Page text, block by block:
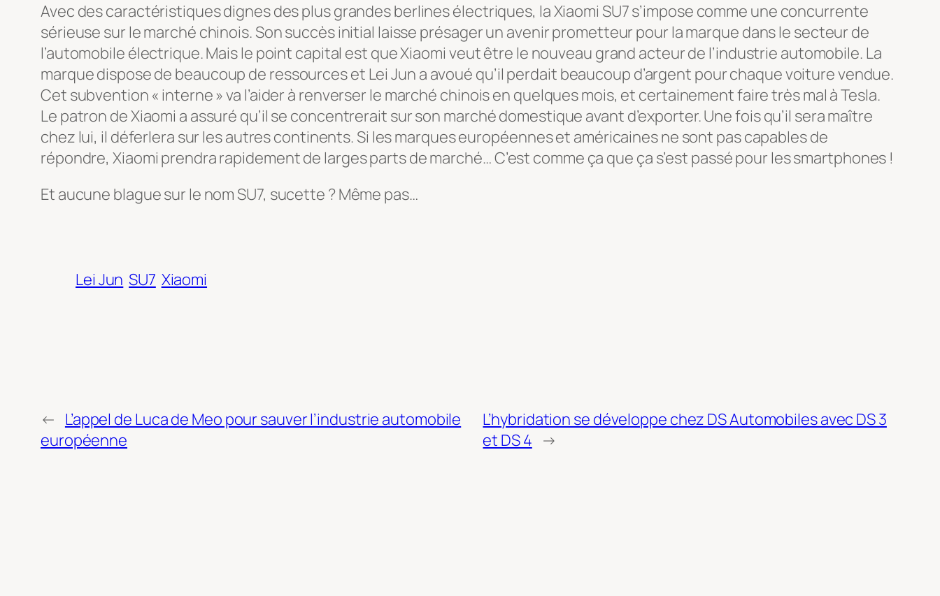
Avec des caractéristiques dignes des plus grandes berlines électriques, la Xiaomi SU7 s’impose comme une concurrente
sérieuse sur le marché chinois. Son succès initial laisse présager un avenir prometteur pour la marque dans le secteur de
l’automobile électrique. Mais le point capital est que Xiaomi veut être le nouveau grand acteur de l’industrie automobile. La
marque dispose de beaucoup de ressources et Lei Jun a avoué qu’il perdait beaucoup d’argent pour chaque voiture vendue.
Cet subvention « interne » va l’aider à renverser le marché chinois en quelques mois, et certainement faire très mal à Tesla.
Le patron de Xiaomi a assuré qu’il se concentrerait sur son marché domestique avant d’exporter. Une fois qu’il sera maître
chez lui, il déferlera sur les autres continents. Si les marques européennes et américaines ne sont pas capables de
répondre, Xiaomi prendra rapidement de larges parts de marché… C’est comme ça que ça s’est passé pour les smartphones !
Et aucune blague sur le nom SU7, sucette ? Même pas…
Lei Jun SU7 Xiaomi
← L’appel de Luca de Meo pour sauver l’industrie automobile
européenne
L’hybridation se développe chez DS Automobiles avec DS 3
et DS 4 →